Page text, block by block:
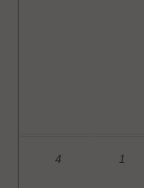
4 1